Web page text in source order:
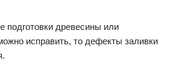
подготовки древесины или
исправить, то дефекты заливки